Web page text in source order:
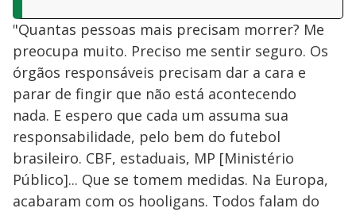
"Quantas pessoas mais precisam morrer? Me
preocupa muito. Preciso me sentir seguro. Os
órgãos responsáveis precisam dar a cara e
parar de fingir que não está acontecendo
nada. E espero que cada um assuma sua
responsabilidade, pelo bem do futebol
brasileiro. CBF, estaduais, MP [Ministério
Público]... Que se tomem medidas. Na Europa,
acabaram com os hooligans. Todos falam do